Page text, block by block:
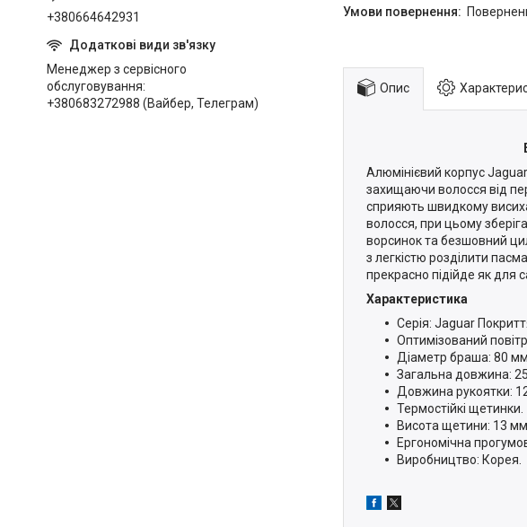
Опис
Алюмінієвий корпус
захищаючи волосся від
сприяють швидкому
волосся, при цьому
ворсинок та безшовний
з легкістю розділити
прекрасно підійде як для
Характеристика
Серія: Jaguar
Оптимізований
Діаметр браша: 80 мм.
Загальна довжина:
Довжина рукоятки:
Термостійкі щетинки.
Висота щетини: 13 мм.
Ергономічна
Виробництво: Корея.
+380664642931
Менеджер з сервісного
обслуговування
+380683272988 (Вайбер, Телеграм)